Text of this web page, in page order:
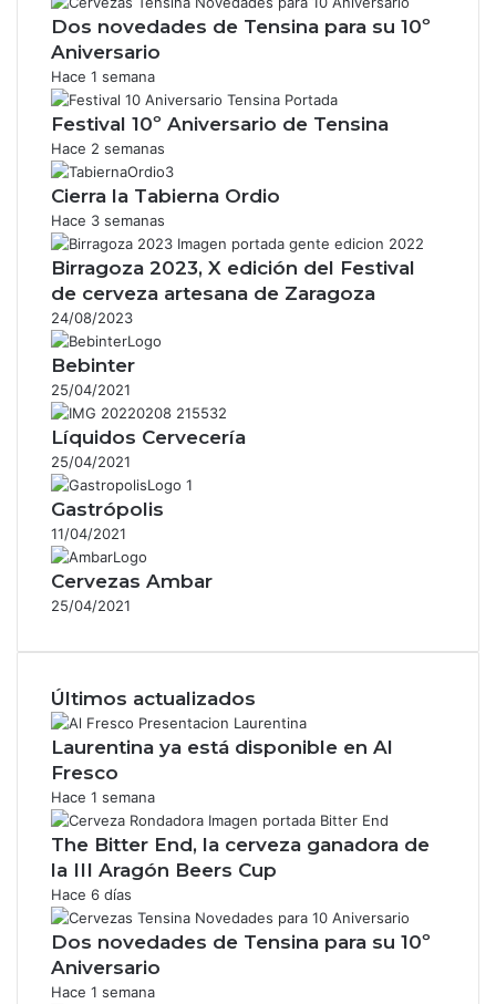
Dos novedades de Tensina para su 10º
Aniversario
Hace 1 semana
Festival 10º Aniversario de Tensina
Hace 2 semanas
Cierra la Tabierna Ordio
Hace 3 semanas
Birragoza 2023, X edición del Festival
de cerveza artesana de Zaragoza
24/08/2023
Bebinter
25/04/2021
Líquidos Cervecería
25/04/2021
Gastrópolis
11/04/2021
Cervezas Ambar
25/04/2021
Últimos actualizados
Laurentina ya está disponible en Al
Fresco
Hace 1 semana
The Bitter End, la cerveza ganadora de
la III Aragón Beers Cup
Hace 6 días
Dos novedades de Tensina para su 10º
Aniversario
Hace 1 semana